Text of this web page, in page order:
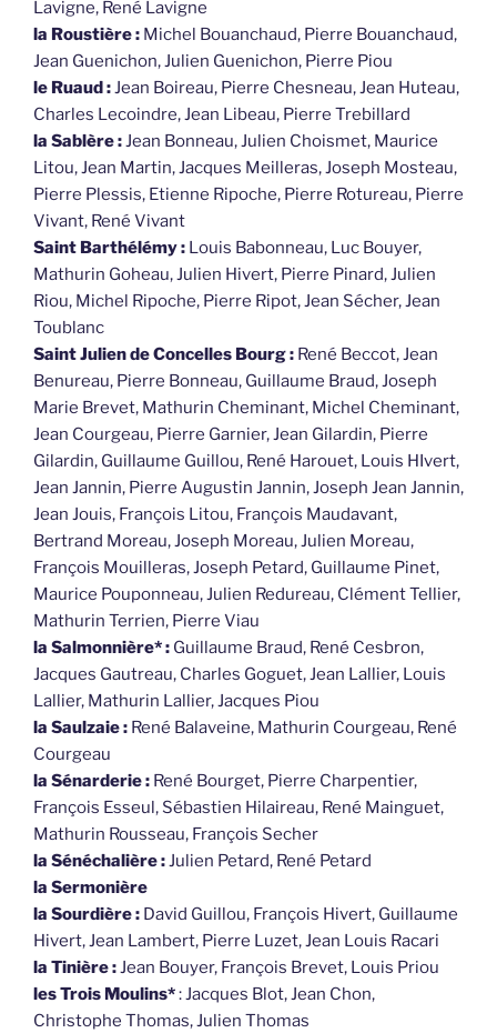
Lavigne, René Lavigne
la Roustière : Michel Bouanchaud, Pierre Bouanchaud,
Jean Guenichon, Julien Guenichon, Pierre Piou
le Ruaud :Jean Boireau, Pierre Chesneau, Jean Huteau,
Charles Lecoindre, Jean Libeau, Pierre Trebillard
la Sablère :Jean Bonneau, Julien Choismet, Maurice
Litou, Jean Martin, Jacques Meilleras, Joseph Mosteau,
Pierre Plessis, Etienne Ripoche, Pierre Rotureau, Pierre
Vivant, René Vivant
Saint Barthélémy : Louis Babonneau, Luc Bouyer,
Mathurin Goheau, Julien Hivert, Pierre Pinard, Julien
Riou, Michel Ripoche, Pierre Ripot, Jean Sécher, Jean
Toublanc
Saint Julien de Concelles Bourg : René Beccot, Jean
Benureau, Pierre Bonneau, Guillaume Braud, Joseph
Marie Brevet, Mathurin Cheminant, Michel Cheminant,
Jean Courgeau, Pierre Garnier, Jean Gilardin, Pierre
Gilardin, Guillaume Guillou, René Harouet, Louis HIvert,
Jean Jannin, Pierre Augustin Jannin, Joseph Jean Jannin,
Jean Jouis, François Litou, François Maudavant,
Bertrand Moreau, Joseph Moreau, Julien Moreau,
François Mouilleras, Joseph Petard, Guillaume Pinet,
Maurice Pouponneau, Julien Redureau, Clément Tellier,
Mathurin Terrien, Pierre Viau
la Salmonnière* : Guillaume Braud, René Cesbron,
Jacques Gautreau, Charles Goguet, Jean Lallier, Louis
Lallier, Mathurin Lallier, Jacques Piou
la Saulzaie : René Balaveine, Mathurin Courgeau, René
Courgeau
la Sénarderie : René Bourget, Pierre Charpentier,
François Esseul, Sébastien Hilaireau, René Mainguet,
Mathurin Rousseau, François Secher
la Sénéchalière :Julien Petard, René Petard
la Sermonière
la Sourdière : David Guillou, François Hivert, Guillaume
Hivert, Jean Lambert, Pierre Luzet, Jean Louis Racari
la Tinière :Jean Bouyer, François Brevet, Louis Priou
les Trois Moulins*: Jacques Blot, Jean Chon,
Christophe Thomas, Julien Thomas